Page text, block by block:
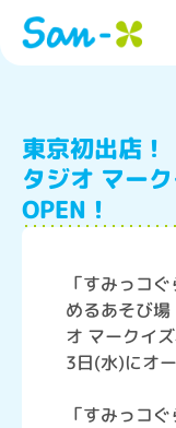
東京初出店！
タジオ マー
OPEN！
「すみっコ
めるあそび
オ マークイ
3日(水)にオ
「すみっコ